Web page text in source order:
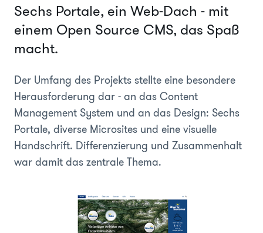
Sechs Portale, ein Web-Dach - mit
einem Open Source CMS, das Spaß
macht.
Der Umfang des Projekts stellte eine besondere
Herausforderung dar - an das Content
Management System und an das Design: Sechs
Portale, diverse Microsites und eine visuelle
Handschrift. Differenzierung und Zusammenhalt
war damit das zentrale Thema.